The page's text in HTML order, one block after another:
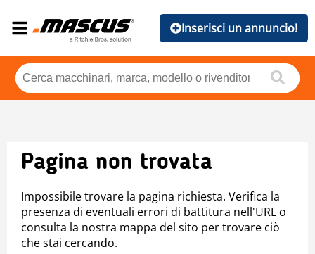
Inserisci un annuncio!
Pagina non trovata
Impossibile trovare la pagina richiesta. Verifica la
presenza di eventuali errori di battitura nell'URL o
consulta la nostra mappa del sito per trovare ciò
che stai cercando.